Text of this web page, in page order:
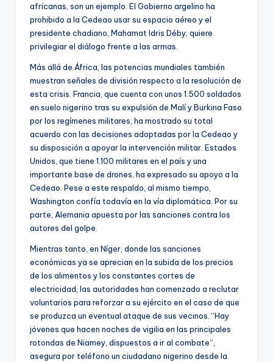
africanas, son un ejemplo. El Gobierno argelino ha
prohibido a la Cedeao usar su espacio aéreo y el
presidente chadiano, Mahamat Idris Déby, quiere
privilegiar el diálogo frente a las armas.
Más allá de África, las potencias mundiales también
muestran señales de división respecto a la resolución de
esta crisis. Francia, que cuenta con unos 1.500 soldados
en suelo nigerino tras su expulsión de Malí y Burkina Faso
por los regímenes militares, ha mostrado su total
acuerdo con las decisiones adoptadas por la Cedeao y
su disposición a apoyar la intervención militar. Estados
Unidos, que tiene 1.100 militares en el país y una
importante base de drones, ha expresado su apoyo a la
Cedeao. Pese a este respaldo, al mismo tiempo,
Washington confía todavía en la vía diplomática. Por su
parte, Alemania apuesta por las sanciones contra los
autores del golpe.
Mientras tanto, en Níger, donde las sanciones
económicas ya se aprecian en la subida de los precios
de los alimentos y los constantes cortes de
electricidad, las autoridades han comenzado a reclutar
voluntarios para reforzar a su ejército en el caso de que
se produzca un eventual ataque de sus vecinos. “Hay
jóvenes que hacen noches de vigilia en las principales
rotondas de Niamey, dispuestos a ir al combate”,
asegura por teléfono un ciudadano nigerino desde la